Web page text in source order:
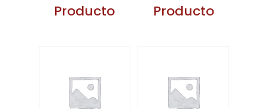
Producto Producto